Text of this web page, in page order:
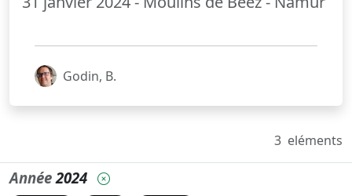
Godin, B.
3 eléments
Année2024